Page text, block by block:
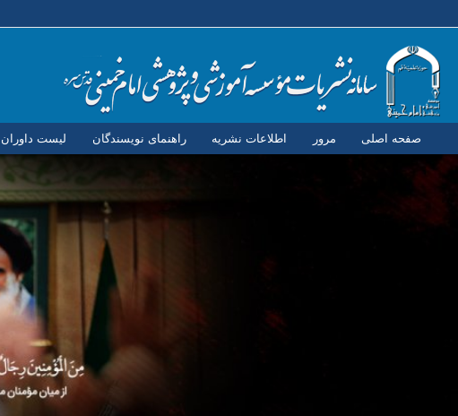
صفحه اصلی مرور اطلاعات نشریه راهنمای نویسندگان لیست داوران